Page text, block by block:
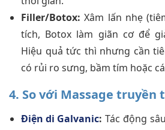
Filler/Botox: Xâm lấn nhẹ
tích, Botox làm giãn cơ để
Hiệu quả tức thì nhưng cần
có rủi ro sưng, bầm tím hoặc
4. So với Massage truyền
Điện di Galvanic: Tác động